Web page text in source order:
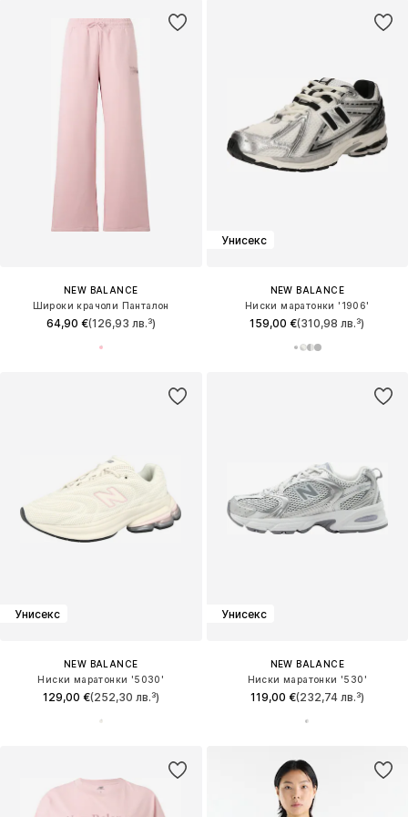
NEW BALANCE
Широки крачоли Панталон
64,90 €(126,93 лв.³)
Унисекс
NEW BALANCE
Ниски маратонки '1906'
159,00 €(310,98 лв.³)
Унисекс
NEW BALANCE
Ниски маратонки '5030'
129,00 €(252,30 лв.³)
Унисекс
NEW BALANCE
Ниски маратонки '530'
119,00 €(232,74 лв.³)